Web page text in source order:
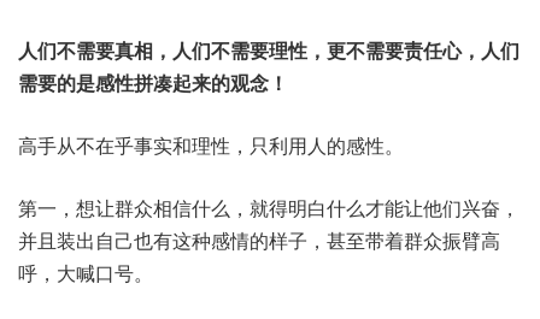
人们不需要真相，人们不需要理性，更不需要责任心，人们
需要的是感性拼凑起来的观念！
高手从不在乎事实和理性，只利用人的感性。
第一，想让群众相信什么，就得明白什么才能让他们兴奋，
并且装出自己也有这种感情的样子，甚至带着群众振臂高
呼，大喊口号。